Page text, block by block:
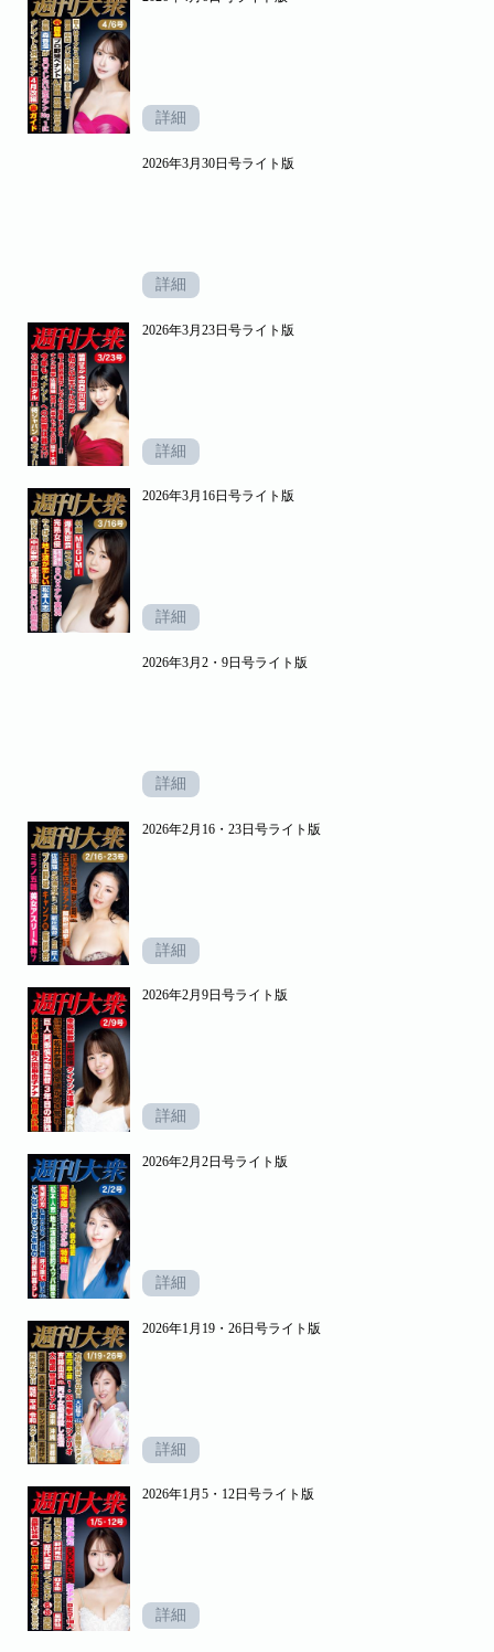
詳細
2026年3月30日号ライト版
詳細
2026年3月23日号ライト版
詳細
2026年3月16日号ライト版
詳細
2026年3月2・9日号ライト版
詳細
2026年2月16・23日号ライト版
詳細
2026年2月9日号ライト版
詳細
2026年2月2日号ライト版
詳細
2026年1月19・26日号ライト版
詳細
2026年1月5・12日号ライト版
詳細